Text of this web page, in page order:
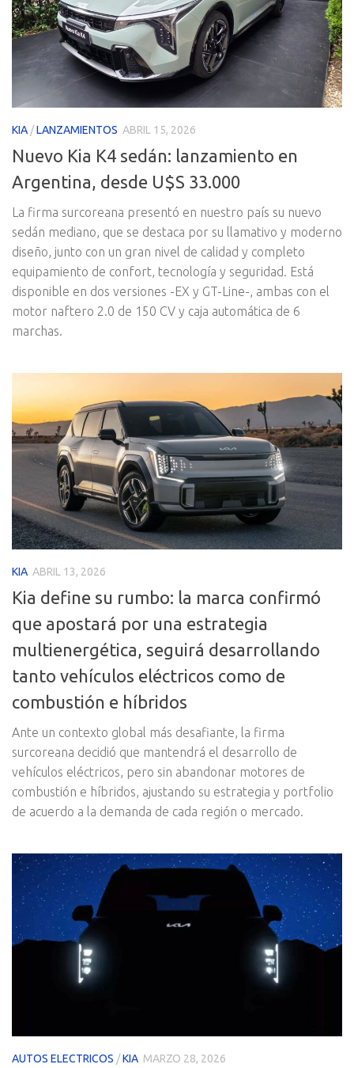
KIA /LANZAMIENTOS ABRIL 15, 2026
Nuevo Kia K4 sedán: lanzamiento en
Argentina, desde U$S 33.000
La firma surcoreana presentó en nuestro país su nuevo
sedán mediano, que se destaca por su llamativo y moderno
diseño, junto con un gran nivel de calidad y completo
equipamiento de confort, tecnología y seguridad. Está
disponible en dos versiones -EX y GT-Line-, ambas con el
motor naftero 2.0 de 150 CV y caja automática de 6
marchas.
KIA ABRIL 13, 2026
Kia define su rumbo: la marca confirmó
que apostará por una estrategia
multienergética, seguirá desarrollando
tanto vehículos eléctricos como de
combustión e híbridos
Ante un contexto global más desafiante, la firma
surcoreana decidió que mantendrá el desarrollo de
vehículos eléctricos, pero sin abandonar motores de
combustión e híbridos, ajustando su estrategia y portfolio
de acuerdo a la demanda de cada región o mercado.
AUTOS ELECTRICOS /KIA MARZO 28, 2026